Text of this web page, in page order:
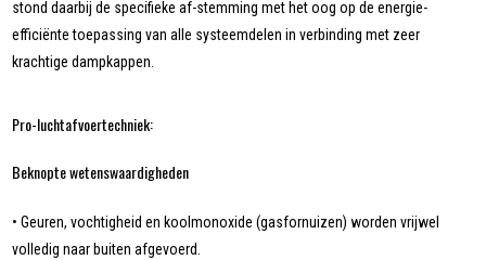
stond daarbij de specifieke af-stemming met het oog op de energie-
efficiënte toepassing van alle systeemdelen in verbinding met zeer
krachtige dampkappen.
Pro-luchtafvoertechniek:
Beknopte wetenswaardigheden
• Geuren, vochtigheid en koolmonoxide (gasfornuizen) worden vrijwel
volledig naar buiten afgevoerd.